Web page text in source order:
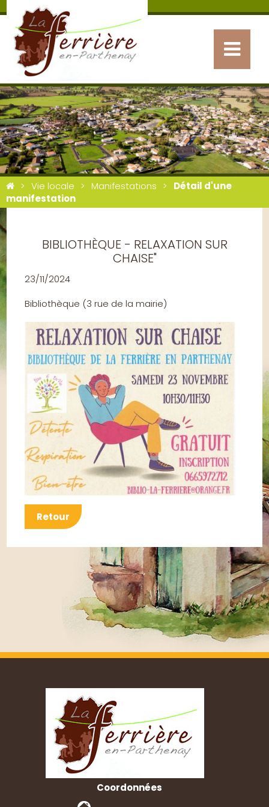
Vie locale Manifestations
Détail d'une
manifestation
BIBLIOTHÈQUE - RELAXATION SUR
CHAISE"
23/11/2024
Bibliothèque (3 rue de la mairie)
Retour
Coordonnées